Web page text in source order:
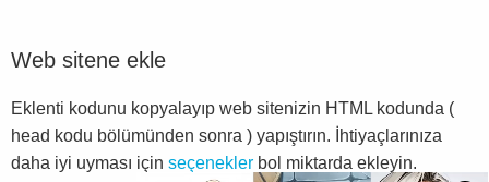
Web sitene ekle
Eklenti kodunu kopyalayıp web sitenizin HTML kodunda (
head kodu bölümünden sonra ) yapıştırın. İhtiyaçlarınıza
daha iyi uyması için seçenekler bol miktarda ekleyin.